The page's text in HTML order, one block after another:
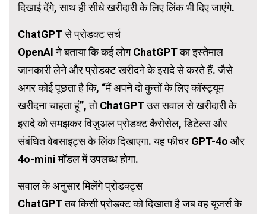
दिखाई देंगे, साथ ही सीधे खरीदारी के लिए लिंक भी दिए जाएंगे.
ChatGPT से प्रोडक्ट सर्च
OpenAI ने बताया कि कई लोग ChatGPT का इस्तेमाल
जानकारी लेने और प्रोडक्ट खरीदने के इरादे से करते हैं. जैसे
अगर कोई पूछता है कि, “मैं अपने दो कुत्तों के लिए कॉस्ट्यूम
खरीदना चाहता हूं”, तो ChatGPT उस सवाल से खरीदारी के
इरादे को समझकर विज़ुअल प्रोडक्ट कैरोसेल, डिटेल्स और
संबंधित वेबसाइट्स के लिंक दिखाएगा. यह फीचर GPT-4o और
4o-mini मॉडल में उपलब्ध होगा.
सवाल के अनुसार मिलेंगे प्रोडक्ट्स
ChatGPT तब किसी प्रोडक्ट को दिखाता है जब वह यूजर्स के